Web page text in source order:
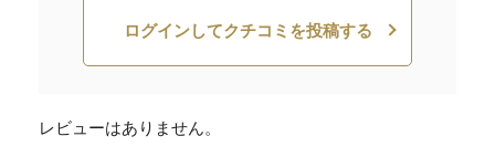
ログインしてクチコミを投稿する
レビューはありません。